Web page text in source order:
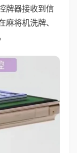
牌器接收到信
将机洗牌、